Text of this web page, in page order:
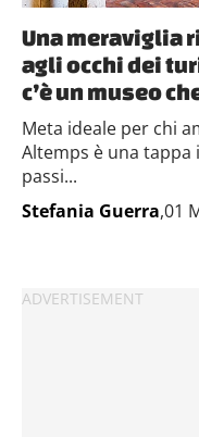
Una meraviglia
agli occhi dei
c’è un museo
Meta ideale per chi
Altemps è una
passi...
Stefania Guerra,01